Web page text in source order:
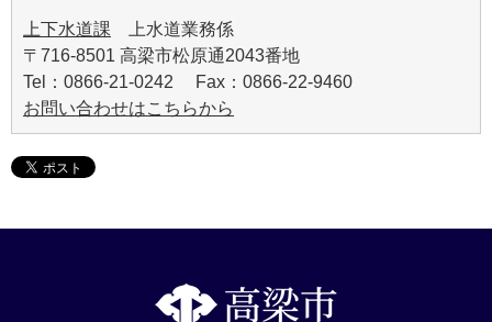
上下水道課 上水道業務係
〒716-8501 高梁市松原通2043番地
Tel：0866-21-0242 Fax：0866-22-9460
お問い合わせはこちらから